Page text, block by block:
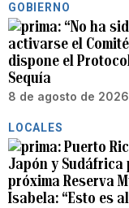
GOBIERNO
“No ha
activarse el
dispone el
Sequía
8 de agosto de 2026
LOCALES
Puerto
Japón y
próxima Reserva
Isabela: “Esto es